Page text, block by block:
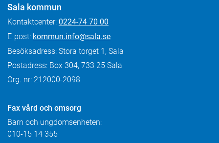
Sala kommun
Kontaktcenter: 0224-74 70 00
E-post: kommun.info@sala.se
Besöksadress: Stora torget 1, Sala
Postadress: Box 304, 733 25 Sala
Org. nr: 212000-2098
Fax vård och omsorg
Barn och ungdomsenheten:
010-15 14 355